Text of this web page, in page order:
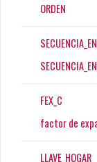
ORDEN
FEX_C
factor de
LLAVE_HOGAR